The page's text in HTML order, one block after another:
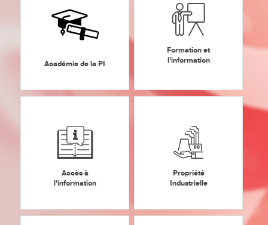
Académie de la PI
Formation et
l’information
Accès à
l'information
Propriété
Industrielle